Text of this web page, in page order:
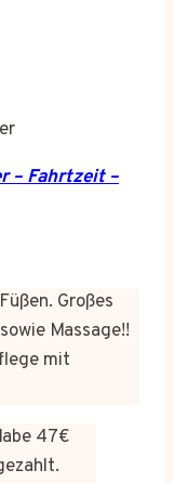
– Fahrtzeit –
Großes
Massage!!
mit
47€